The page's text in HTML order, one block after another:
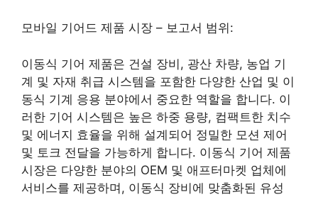
모바일 기어드 제품 시장 – 보고서 범위:
이동식 기어 제품은 건설 장비, 광산 차량, 농업 기
계 및 자재 취급 시스템을 포함한 다양한 산업 및 이
동식 기계 응용 분야에서 중요한 역할을 합니다. 이
러한 기어 시스템은 높은 하중 용량, 컴팩트한 치수
및 에너지 효율을 위해 설계되어 정밀한 모션 제어
및 토크 전달을 가능하게 합니다. 이동식 기어 제품
시장은 다양한 분야의 OEM 및 애프터마켓 업체에
서비스를 제공하며, 이동식 장비에 맞춤화된 유성